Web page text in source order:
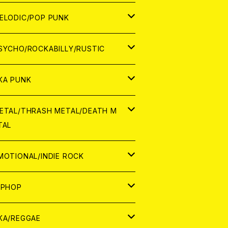
ログ
ログ
POP PUNK
ROCKABILLY/RUSTIC
PUNK
THRASH METAL/DEATH M
INDIE ROCK
REGGAE